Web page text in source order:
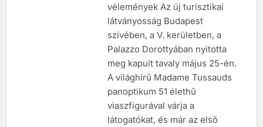
vélemények Az új turisztikai
látványosság Budapest
szívében, a V. kerületben, a
Palazzo Dorottyában nyitotta
meg kapuit tavaly május 25-én.
A világhírű Madame Tussauds
panoptikum 51 élethű
viaszfigurával várja a
látogatókat, és már az első